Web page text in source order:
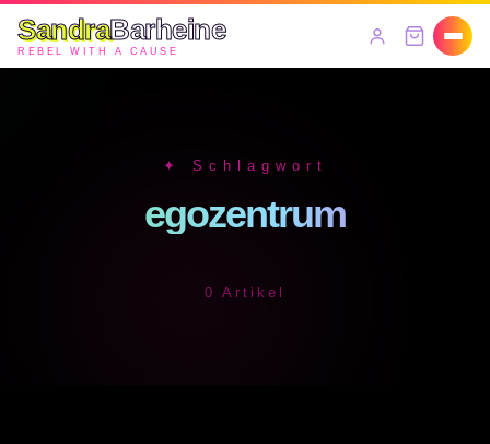
SandraBarheine
REBEL WITH A CAUSE
✦ Schlagwort
egozentrum
0 Artikel